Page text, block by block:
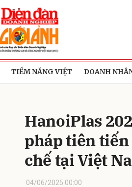
TIỀM NĂNG VIỆT DOANH
HanoiPlas
pháp tiên tiến
chế tại Việt
04/06/2025 00:00